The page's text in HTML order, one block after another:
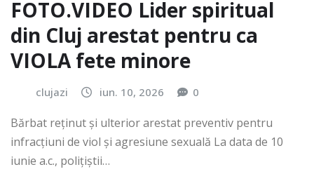
FOTO.VIDEO Lider spiritual
din Cluj arestat pentru ca
VIOLA fete minore
clujazi iun. 10, 2026 0
Bărbat reținut și ulterior arestat preventiv pentru
infracțiuni de viol și agresiune sexuală La data de 10
iunie a.c., polițiștii…